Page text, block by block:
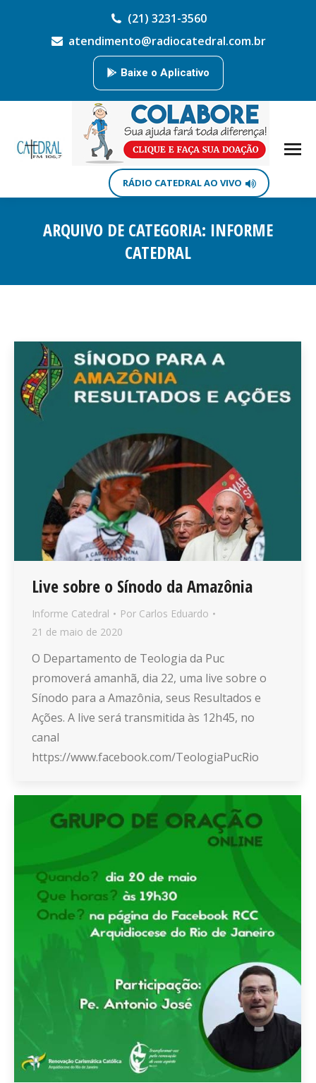
(21) 3231-3560
atendimento@radiocatedral.com.br
Baixe o Aplicativo
RÁDIO CATEDRAL AO VIVO
ARQUIVO DE CATEGORIA: INFORME
CATEDRAL
Live sobre o Sínodo da Amazônia
Informe Catedral Por Carlos Eduardo
21 de maio de 2020
O Departamento de Teologia da Puc
promoverá amanhã, dia 22, uma live sobre o
Sínodo para a Amazônia, seus Resultados e
Ações. A live será transmitida às 12h45, no
canal
https://www.facebook.com/TeologiaPucRio